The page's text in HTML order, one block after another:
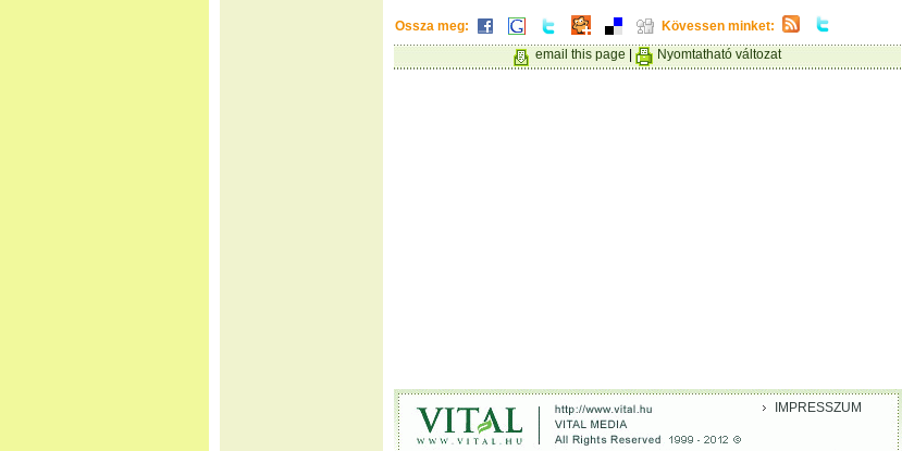
Ossza meg:
Kövessen minket:
email this page
Nyomtatható változat
IMPRESSZUM